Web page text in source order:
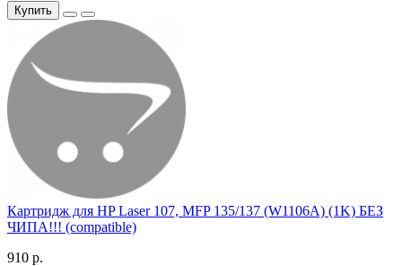
Купить
Картридж для HP Laser 107, MFP 135/137 (W1106A) (1K) БЕЗ
ЧИПА!!! (compatible)
910 р.